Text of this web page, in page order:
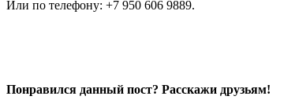
Или по телефону: +7 950 606 9889.
Понравился данный пост? Расскажи друзьям!